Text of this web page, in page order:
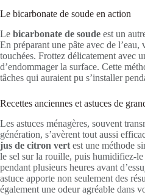
Le bicarbonate de soude en action
Le bicarbonate de soude est un
En préparant une pâte avec de
touchées. Frottez délicatement avec
d’endommager la surface. Cette
tâches qui auraient pu s’installer
Recettes anciennes et astuces de
Les astuces ménagères, souvent
génération, s’avèrent tout aussi
jus de citron vert est une méthode
le sel sur la rouille, puis humidifiez-
pendant plusieurs heures avant
astuce apporte non seulement des
également une odeur agréable dans